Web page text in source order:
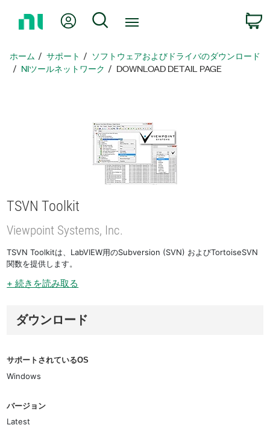
ペ
ー
Myアカウント
検索
ホーム サポート
ソフトウェアおよびドライバのダウンロード
NIツールネットワーク
DOWNLOAD DETAIL PAGE
TSVN Toolkit
Viewpoint Systems, Inc.
TSVN Toolkitは、LabVIEW用のSubversion (SVN) およびTortoiseSVN
関数を提供します。
+ 続きを読み取る
ダウンロード
サポートされているOS
Windows
バージョン
Latest